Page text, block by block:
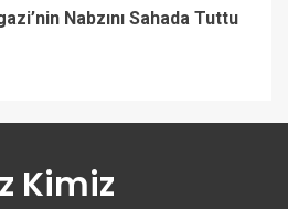
Nabzını Sahada Tuttu
Kimiz